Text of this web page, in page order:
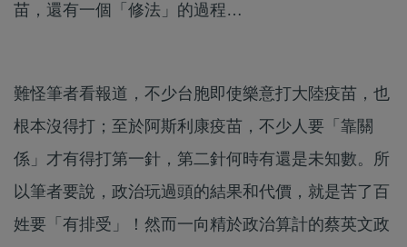
苗，還有一個「修法」的過程…
難怪筆者看報道，不少台胞即使樂意打大陸疫苗，也
根本沒得打；至於阿斯利康疫苗，不少人要「靠關
係」才有得打第一針，第二針何時有還是未知數。所
以筆者要說，政治玩過頭的結果和代價，就是苦了百
姓要「有排受」！然而一向精於政治算計的蔡英文政